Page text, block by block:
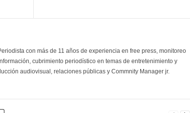
con más de 11 años de experiencia en free press, monitoreo
cubrimiento periodístico en temas de entretenimiento y
audiovisual, relaciones públicas y Commnity Manager jr.